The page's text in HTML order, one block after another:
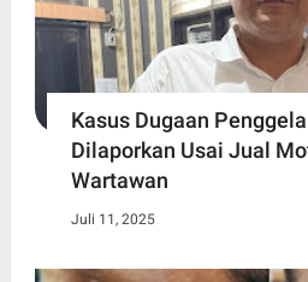
Kasus Dugaan
Dilaporkan Usai Jual
Wartawan
Juli 11, 2025